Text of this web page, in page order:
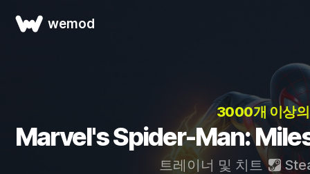
wemod
3000개 이상
Marvel's Spider-Man:
트레이너 및 치트